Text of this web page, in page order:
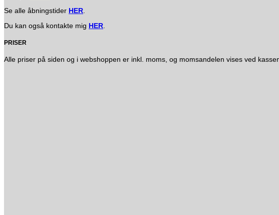
Se alle åbningstider HER
Du kan også kontakte mig HER
PRISER
Alle priser på siden og i webshoppen er inkl. moms, og momsandelen vises ved